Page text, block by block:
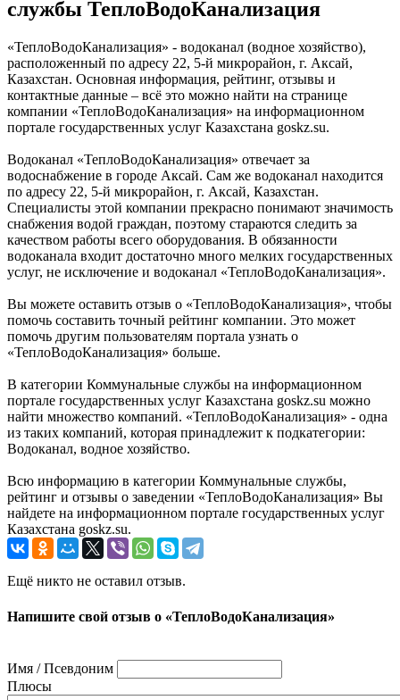
службы ТеплоВодоКанализация
«ТеплоВодоКанализация» - водоканал (водное хозяйство),
расположенный по адресу 22, 5-й микрорайон, г. Аксай,
Казахстан. Основная информация, рейтинг, отзывы и
контактные данные – всё это можно найти на странице
компании «ТеплоВодоКанализация» на информационном
портале государственных услуг Казахстана goskz.su.
Водоканал «ТеплоВодоКанализация» отвечает за
водоснабжение в городе Аксай. Сам же водоканал находится
по адресу 22, 5-й микрорайон, г. Аксай, Казахстан.
Специалисты этой компании прекрасно понимают значимость
снабжения водой граждан, поэтому стараются следить за
качеством работы всего оборудования. В обязанности
водоканала входит достаточно много мелких государственных
услуг, не исключение и водоканал «ТеплоВодоКанализация».
Вы можете оставить отзыв о «ТеплоВодоКанализация», чтобы
помочь составить точный рейтинг компании. Это может
помочь другим пользователям портала узнать о
«ТеплоВодоКанализация» больше.
В категории Коммунальные службы на информационном
портале государственных услуг Казахстана goskz.su можно
найти множество компаний. «ТеплоВодоКанализация» - одна
из таких компаний, которая принадлежит к подкатегории:
Водоканал, водное хозяйство.
Всю информацию в категории Коммунальные службы,
рейтинг и отзывы о заведении «ТеплоВодоКанализация» Вы
найдете на информационном портале государственных услуг
Казахстана goskz.su.
Ещё никто не оставил отзыв.
Напишите свой отзыв о «ТеплоВодоКанализация»
Имя / Псевдоним
Плюсы